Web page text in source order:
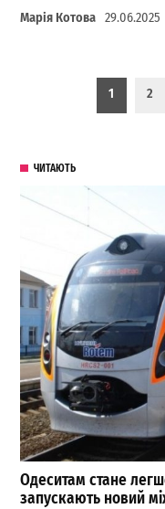
Марія Котова 29.06.2025
Пагинация записей
1 2
ЧИТАЮТЬ
Одеситам стане
запускають новий